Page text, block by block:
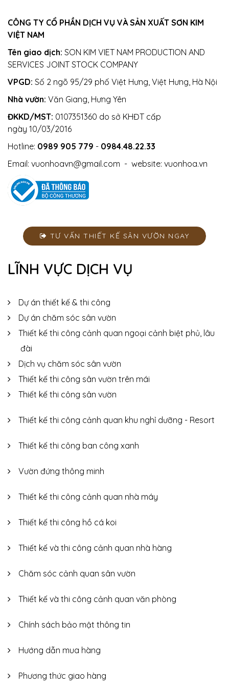
CÔNG TY CỔ PHẦN DỊCH VỤ VÀ SẢN XUẤT SƠN KIM
VIỆT NAM
Tên giao dịch: SON KIM VIET NAM PRODUCTION AND
SERVICES JOINT STOCK COMPANY
VPGD: Số 2 ngõ 95/29 phố Việt Hưng, Việt Hưng, Hà Nội
Nhà vườn: Văn Giang, Hưng Yên
ĐKKD/MST: 0107351360 do sở KHĐT cấp
ngày 10/03/2016
Hotline: 0989 905 779 - 0984.48.22.33
Email: vuonhoavn@gmail.com - website: vuonhoa.vn
TƯ VẤN THIẾT KẾ SÂN VƯỜN NGAY
LĨNH VỰC DỊCH VỤ
Dự án thiết kế & thi công
Dự án chăm sóc sân vườn
Thiết kế thi công cảnh quan ngoại cảnh biệt phủ, lâu
đài
Dịch vụ chăm sóc sân vườn
Thiết kế thi công sân vườn trên mái
Thiết kế thi công sân vườn
Thiết kế thi công cảnh quan khu nghỉ dưỡng - Resort
Thiết kế thi công ban công xanh
Vườn đứng thông minh
Thiết kế thi công cảnh quan nhà máy
Thiết kế thi công hồ cá koi
Thiết kế và thi công cảnh quan nhà hàng
Chăm sóc cảnh quan sân vườn
Thiết kế và thi công cảnh quan văn phòng
Chính sách bảo mật thông tin
Hướng dẫn mua hàng
Phương thức giao hàng